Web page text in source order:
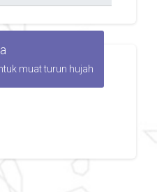
muat turun hujah